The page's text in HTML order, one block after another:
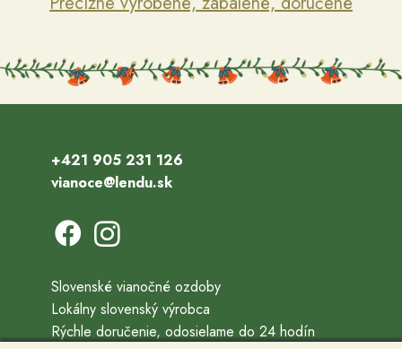
+421 905 231 126
vianoce@lendu.sk
Slovenské vianočné ozdoby
Lokálny slovenský výrobca
Rýchle doručenie, odosielame do 24 hodín